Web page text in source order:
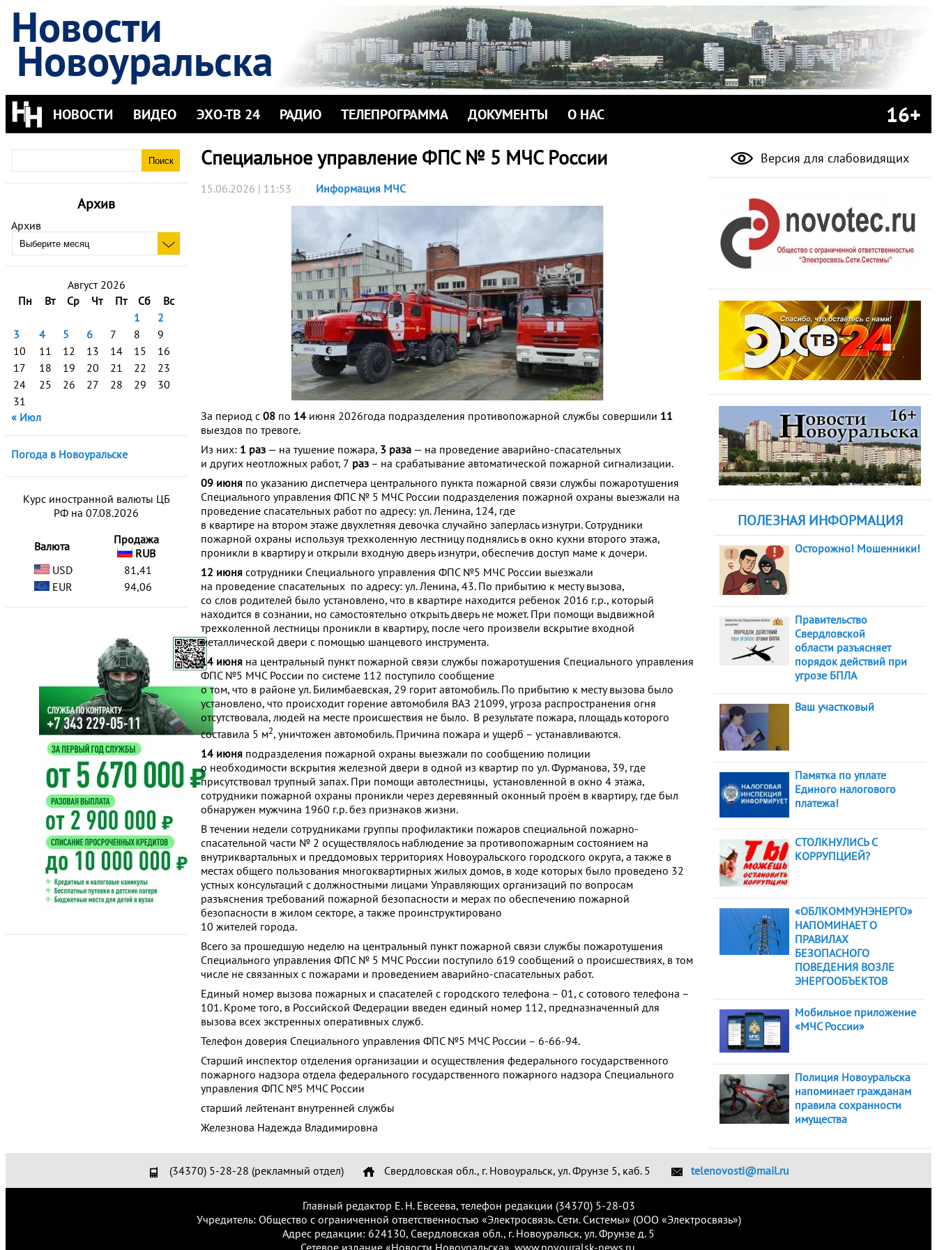
Новости
Новоуральска
НОВОСТИ ВИДЕО ЭХО-ТВ 24 РАДИО ТЕЛЕПРОГРАММА ДОКУМЕНТЫ О НАС 16+
Архив
Архив
Август 2026
Пн
Вт Ср Чт Пт Сб
Вс
1
2
3
4 5 6 7 8
9
10
11 12 13 14 15
16
17
18 19 20 21 22
23
24
25 26 27 28 29
30
31
« Июл
Погода в Новоуральске
Курс иностранной валюты ЦБ
РФ на 07.08.2026
Валюта
Продажа
RUB
USD
81,41
EUR
94,06
Специальное управление ФПС № 5 МЧС России
15.06.2026 | 11:53 Информация МЧС
За период с 08 по 14 июня 2026года подразделения противопожарной службы совершили 11
выездов по тревоге.
Из них: 1 раз — на тушение пожара, 3 раза — на проведение аварийно-спасательных
и других неотложных работ, 7 раз – на срабатывание автоматической пожарной сигнализации.
09 июня по указанию диспетчера центрального пункта пожарной связи службы пожаротушения
Специального управления ФПС № 5 МЧС России подразделения пожарной охраны выезжали на
проведение спасательных работ по адресу: ул. Ленина, 124, где
в квартире на втором этаже двухлетняя девочка случайно заперлась изнутри. Сотрудники
пожарной охраны используя трехколенную лестницу поднялись в окно кухни второго этажа,
проникли в квартиру и открыли входную дверь изнутри, обеспечив доступ маме к дочери.
12 июня сотрудники Специального управления ФПС №5 МЧС России выезжали
на проведение спасательных по адресу: ул. Ленина, 43. По прибытию к месту вызова,
со слов родителей было установлено, что в квартире находится ребенок 2016 г.р., который
находится в сознании, но самостоятельно открыть дверь не может. При помощи выдвижной
трехколенной лестницы проникли в квартиру, после чего произвели вскрытие входной
металлической двери с помощью шанцевого инструмента.
14 июня на центральный пункт пожарной связи службы пожаротушения Специального управления
ФПС №5 МЧС России по системе 112 поступило сообщение
о том, что в районе ул. Билимбаевская, 29 горит автомобиль. По прибытию к месту вызова было
установлено, что происходит горение автомобиля ВАЗ 21099, угроза распространения огня
отсутствовала, людей на месте происшествия не было. В результате пожара, площадь которого
составила 5 м2, уничтожен автомобиль. Причина пожара и ущерб – устанавливаются.
14 июня подразделения пожарной охраны выезжали по сообщению полиции
о необходимости вскрытия железной двери в одной из квартир по ул. Фурманова, 39, где
присутствовал трупный запах. При помощи автолестницы, установленной в окно 4 этажа,
сотрудники пожарной охраны проникли через деревянный оконный проём в квартиру, где был
обнаружен мужчина 1960 г.р. без признаков жизни.
В течении недели сотрудниками группы профилактики пожаров специальной пожарно-
спасательной части № 2 осуществлялось наблюдение за противопожарным состоянием на
внутриквартальных и преддомовых территориях Новоуральского городского округа, а также в
местах общего пользования многоквартирных жилых домов, в ходе которых было проведено 32
устных консультаций с должностными лицами Управляющих организаций по вопросам
разъяснения требований пожарной безопасности и мерах по обеспечению пожарной
безопасности в жилом секторе, а также проинструктировано
10 жителей города.
Всего за прошедшую неделю на центральный пункт пожарной связи службы пожаротушения
Специального управления ФПС № 5 МЧС России поступило 619 сообщений о происшествиях, в том
числе не связанных с пожарами и проведением аварийно-спасательных работ.
Единый номер вызова пожарных и спасателей с городского телефона – 01, с сотового телефона –
101. Кроме того, в Российской Федерации введен единый номер 112, предназначенный для
вызова всех экстренных оперативных служб.
Телефон доверия Специального управления ФПС №5 МЧС России – 6-66-94.
Старший инспектор отделения организации и осуществления федерального государственного
пожарного надзора отдела федерального государственного пожарного надзора Специального
управления ФПС №5 МЧС России
старший лейтенант внутренней службы
Железнова Надежда Владимировна
Версия для слабовидящих
ПОЛЕЗНАЯ ИНФОРМАЦИЯ
Осторожно! Мошенники!
Правительство
Свердловской
области разъясняет
порядок действий при
угрозе БПЛА
Ваш участковый
Памятка по уплате
Единого налогового
платежа!
СТОЛКНУЛИСЬ С
КОРРУПЦИЕЙ?
«ОБЛКОММУНЭНЕРГО»
НАПОМИНАЕТ О
ПРАВИЛАХ
БЕЗОПАСНОГО
ПОВЕДЕНИЯ ВОЗЛЕ
ЭНЕРГООБЪЕКТОВ
Мобильное приложение
«МЧС России»
Полиция Новоуральска
напоминает гражданам
правила сохранности
имущества
(34370) 5-28-28 (рекламный отдел) Свердловская обл., г. Новоуральск, ул. Фрунзе 5, каб. 5 telenovosti@mail.ru
Главный редактор Е. Н. Евсеева, телефон редакции (34370) 5-28-03
Учредитель: Общество с ограниченной ответственностью «Электросвязь. Сети. Системы» (ООО «Электросвязь»)
Адрес редакции: 624130, Свердловская обл., г. Новоуральск, ул. Фрунзе д. 5